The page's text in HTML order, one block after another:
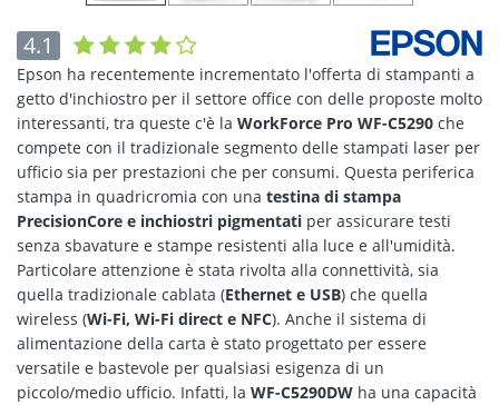
4.1
Epson ha recentemente incrementato l'offerta di stampanti a
getto d'inchiostro per il settore office con delle proposte molto
interessanti, tra queste c'è la WorkForce Pro WF-C5290 che
compete con il tradizionale segmento delle stampati laser per
ufficio sia per prestazioni che per consumi. Questa periferica
stampa in quadricromia con una testina di stampa
PrecisionCore e inchiostri pigmentati per assicurare testi
senza sbavature e stampe resistenti alla luce e all'umidità.
Particolare attenzione è stata rivolta alla connettività, sia
quella tradizionale cablata (Ethernet e USB) che quella
wireless (Wi-Fi, Wi-Fi direct e NFC). Anche il sistema di
alimentazione della carta è stato progettato per essere
versatile e bastevole per qualsiasi esigenza di un
piccolo/medio ufficio. Infatti, la WF-C5290DW ha una capacità